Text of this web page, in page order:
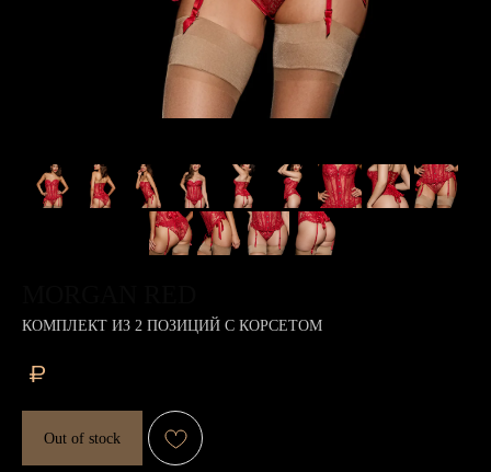
КОМПЛЕКТ ИЗ 2 ПОЗИЦИЙ С КОРСЕТОМ
₽
Out of stock